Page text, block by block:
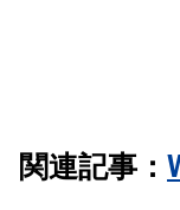
関連記事：